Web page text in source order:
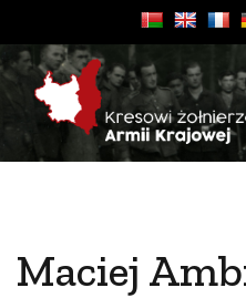
Maciej